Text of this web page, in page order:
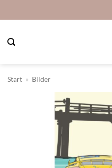
Inhalt
Start » Bilder